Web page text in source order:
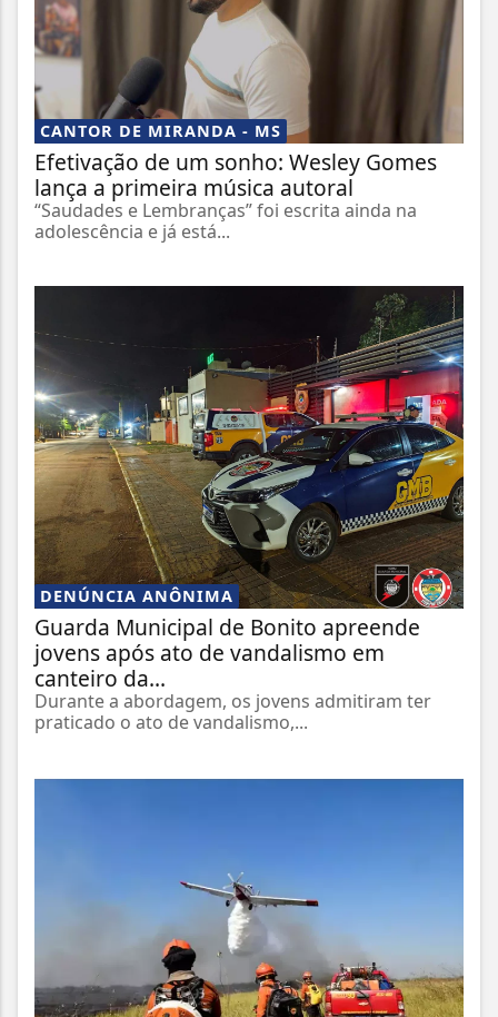
CANTOR DE MIRANDA - MS
Efetivação de um sonho: Wesley Gomes
lança a primeira música autoral
“Saudades e Lembranças” foi escrita ainda na
adolescência e já está...
DENÚNCIA ANÔNIMA
Guarda Municipal de Bonito apreende
jovens após ato de vandalismo em
canteiro da...
Durante a abordagem, os jovens admitiram ter
praticado o ato de vandalismo,...